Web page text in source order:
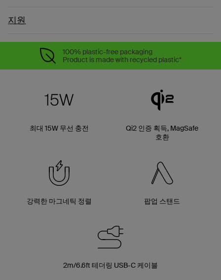
지원
100% plastic-free packaging
Product is made with recycled plastic*
최대 15W 무선 충전
Qi2 인증 획득, MagSafe
호환
강력한 마그네틱 정렬 팝업 스탠드
2m/6.6ft 테더링 USB-C 케이블